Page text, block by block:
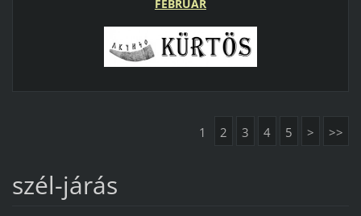
FEBRUÁR
1 2 3 4 5 > >>
szél-járás